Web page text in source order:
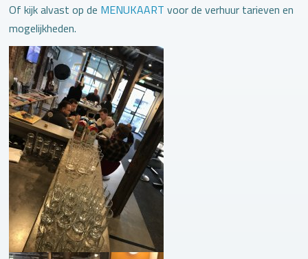
Of kijk alvast op de MENUKAART voor de verhuur tarieven en
mogelijkheden.